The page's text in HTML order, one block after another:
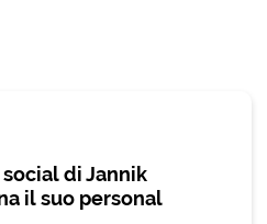
di Jannik
il suo personal